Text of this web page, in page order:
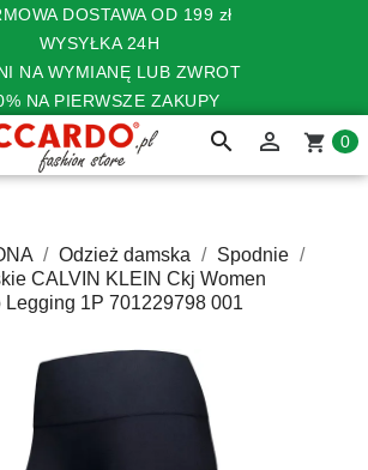
DOSTAWA OD 199 zł
WYSYŁKA 24H
NA WYMIANĘ LUB ZWROT
NA PIERWSZE ZAKUPY
search  shopping_cart 0
Odzież damska
Spodnie
CALVIN KLEIN Ckj Women
Legging 1P 701229798 001